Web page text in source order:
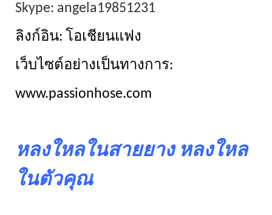
Skype: angela19851231
ลิงก์อิน: โอเชียนแฟง
เว็บไซต์อย่างเป็นทางการ:
www.passionhose.com
หลงใหลในสายยาง หลงใหล
ในตัวคุณ